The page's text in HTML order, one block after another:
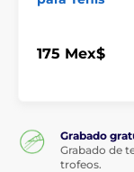
175 Mex$
Grabado
Grabado de
trofeos.